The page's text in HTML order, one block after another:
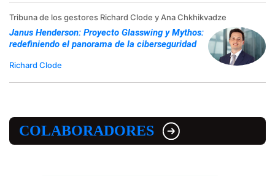
Tribuna de los gestores Richard Clode y Ana Chkhikvadze
Janus Henderson: Proyecto Glasswing y Mythos:
redefiniendo el panorama de la ciberseguridad
Richard Clode
COLABORADORES